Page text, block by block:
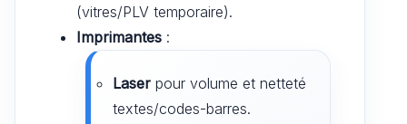
(vitres/PLV temporaire).
Imprimantes :
Laser pour volume et netteté
textes/codes-barres.